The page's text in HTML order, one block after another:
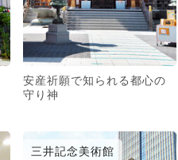
安産祈願で知られる都心の
守り神
三井記念美術館